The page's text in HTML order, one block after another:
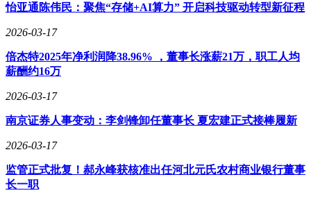
怡亚通陈伟民：聚焦“存储+AI算力” 开启科技驱动转型新征程
2026-03-17
倍杰特2025年净利润降38.96% ，董事长涨薪21万，职工人均
薪酬约16万
2026-03-17
南京证券人事变动：李剑锋卸任董事长 夏宏建正式接棒履新
2026-03-17
监管正式批复！郝永峰获核准出任河北元氏农村商业银行董事
长一职